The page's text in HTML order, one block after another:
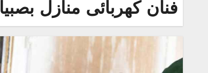
فنان كهربائى منازل بصبيا